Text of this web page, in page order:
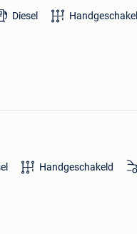
Diesel
Handgeschakeld